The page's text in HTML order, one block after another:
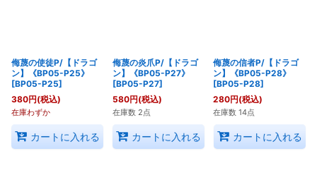
侮蔑の使徒P/【ドラゴ
ン】《BP05-P25》
[BP05-P25]
380円(税込)
在庫わずか
カートに入れる
侮蔑の炎爪P/【ドラゴ
ン】《BP05-P27》
[BP05-P27]
580円(税込)
在庫数 2点
カートに入れる
侮蔑の信者P/【ドラゴ
ン】《BP05-P28》
[BP05-P28]
280円(税込)
在庫数 14点
カートに入れる